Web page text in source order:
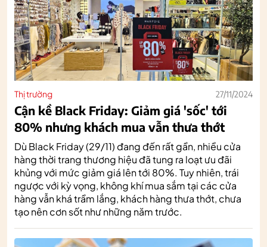
Thị trường 27/11/2024
Cận kề Black Friday: Giảm giá 'sốc' tới
80% nhưng khách mua vẫn thưa thớt
Dù Black Friday (29/11) đang đến rất gần, nhiều cửa
hàng thời trang thương hiệu đã tung ra loạt ưu đãi
khủng với mức giảm giá lên tới 80%. Tuy nhiên, trái
ngược với kỳ vọng, không khí mua sắm tại các cửa
hàng vẫn khá trầm lắng, khách hàng thưa thớt, chưa
tạo nên cơn sốt như những năm trước.